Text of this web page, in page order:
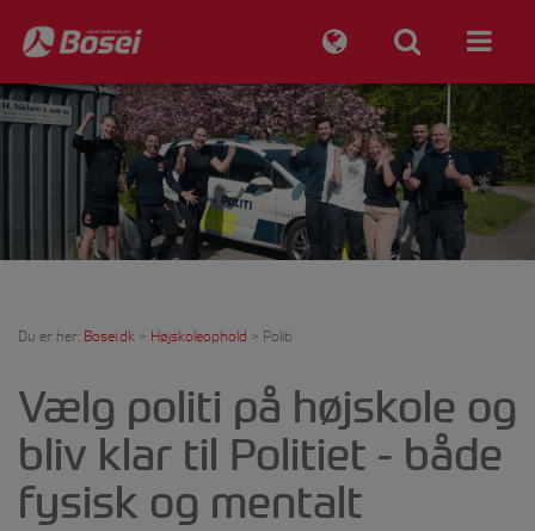
Du er her: Bosei.dk > Højskoleophold > Politi
Vælg politi på højskole og
bliv klar til Politiet - både
fysisk og mentalt